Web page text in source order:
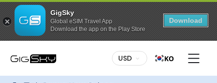
GigSky
Global eSIM Travel App
Download the app on the Play Store
Download
이 요금제를 구매하려면:
다양한 요금제:
나에게 맞는 요금제를 선택하세요. 고정 데이
터든 무제한 데이터든, GigSky는 다양한 요금제를 제공합니
무료 글로벌 데이터 요금제
USD KO